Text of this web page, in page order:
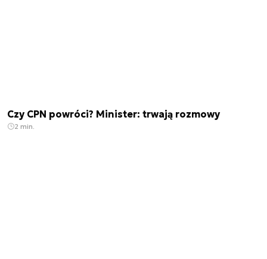
Czy CPN powróci? Minister: trwają rozmowy
2 min.